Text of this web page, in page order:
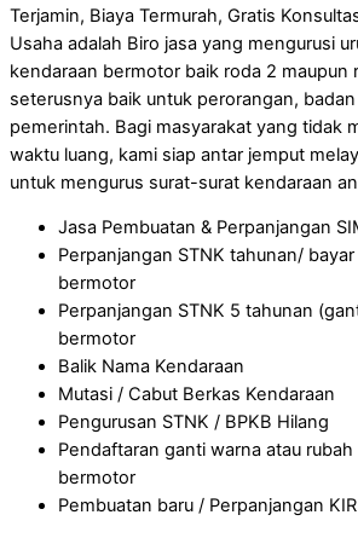
Terjamin, Biaya Termurah, Gratis
Usaha adalah Biro jasa yang mengurusi
kendaraan bermotor baik roda 2 maupun
seterusnya baik untuk perorangan,
pemerintah. Bagi masyarakat yang tidak
waktu luang, kami siap antar jemput
untuk mengurus surat-surat kendaraan
Jasa Pembuatan & Perpanjangan
Perpanjangan STNK tahunan/
bermotor
Perpanjangan STNK 5 tahunan
bermotor
Balik Nama Kendaraan
Mutasi / Cabut Berkas Kendaraan
Pengurusan STNK / BPKB Hilang
Pendaftaran ganti warna atau
bermotor
Pembuatan baru / Perpanjangan